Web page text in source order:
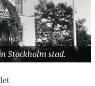
Stockholm stad.